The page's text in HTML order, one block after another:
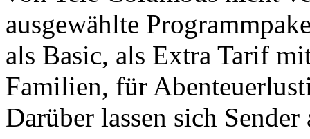
ausgewählte
als Basic, als Extra Tarif
Familien, für
Darüber lassen sich